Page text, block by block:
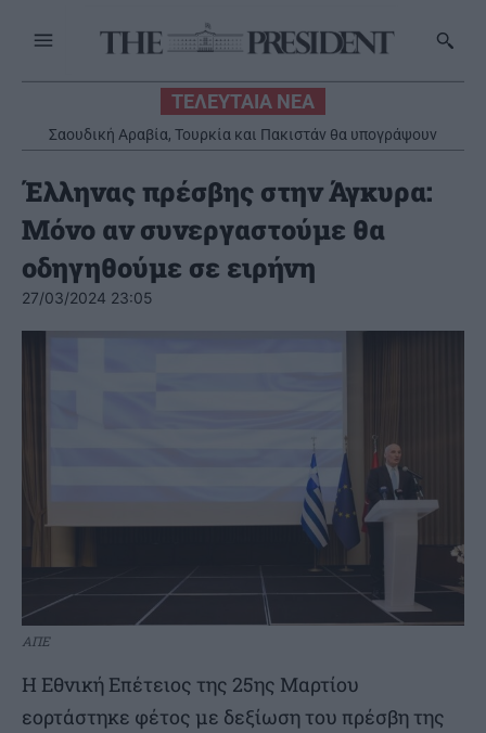
ΤΕΛΕΥΤΑΙΑ ΝΕΑ
Σαουδική Αραβία, Τουρκία και Πακιστάν θα υπογράψουν
αμυντική συμφωνία
Έλληνας πρέσβης στην Άγκυρα:
Μόνο αν συνεργαστούμε θα
οδηγηθούμε σε ειρήνη
27/03/2024 23:05
ΑΠΕ
Η Εθνική Επέτειος της 25ης Μαρτίου
εορτάστηκε φέτος με δεξίωση του πρέσβη της